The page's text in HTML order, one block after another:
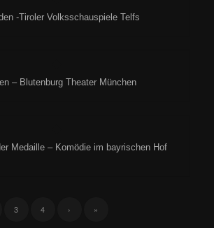
-Tiroler Volksschauspiele Telfs
– Blutenburg Theater München
Medaille – Komödie im bayrischen Hof
3 4 › »